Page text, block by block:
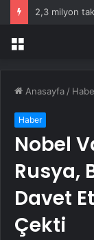
Menü
Anasayfa /
Haber
Nobel
Rusya,
Davet
Çekti